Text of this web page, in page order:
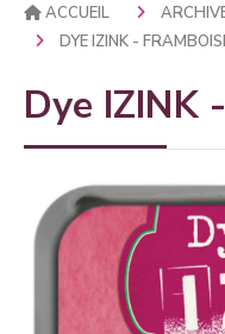
ACCUEIL
DYE IZINK -
Dye IZINK